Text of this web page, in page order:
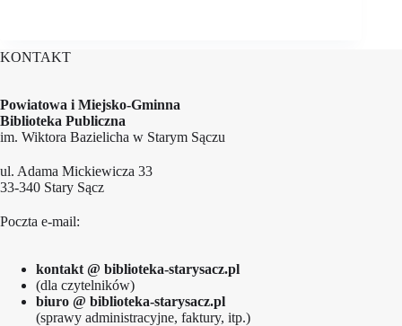
KONTAKT
Powiatowa i Miejsko-Gminna
Biblioteka Publiczna
im. Wiktora Bazielicha w Starym Sączu
ul. Adama Mickiewicza 33
33-340 Stary Sącz
Poczta e-mail:
kontakt @ biblioteka-starysacz.pl
(dla czytelników)
biuro @ biblioteka-starysacz.pl
(sprawy administracyjne, faktury, itp.)